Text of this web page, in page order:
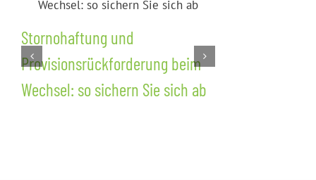
Stornohaftung und
Provisionsrückforderung beim
Wechsel: so sichern Sie sich ab